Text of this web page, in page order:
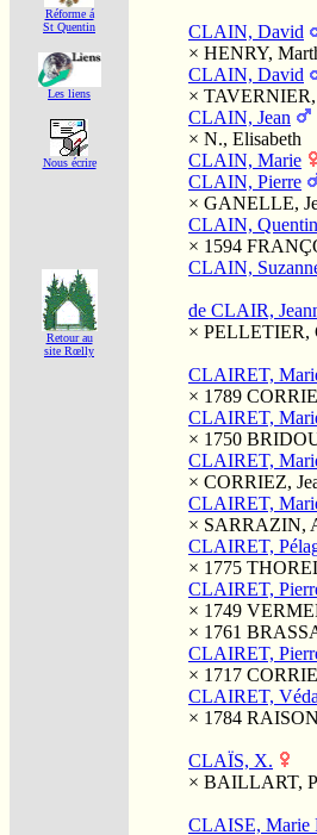
Réforme á
St Quentin
Les liens
Nous écrire
Retour au
site Rœlly
CLAIN, David
× HENRY,
CLAIN, David
× TAVERNIER,
CLAIN, Jean
× N., Elisabeth
CLAIN, Marie
CLAIN, Pierre
× GANELLE,
CLAIN,
× 1594
CLAIN,
de CLAIR,
× PELLETIER,
CLAIRET,
× 1789
CLAIRET,
× 1750
CLAIRET,
× CORRIEZ,
CLAIRET,
× SARRAZIN,
CLAIRET,
× 1775
CLAIRET,
× 1749
× 1761
CLAIRET,
× 1717
CLAIRET,
× 1784
CLAÏS, X.
× BAILLART,
CLAISE, Marie